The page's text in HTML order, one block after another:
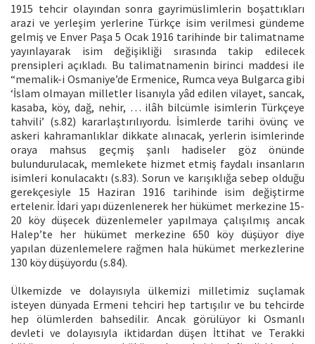
1915 tehcir olayından sonra gayrimüslimlerin boşattıkları
arazi ve yerleşim yerlerine Türkçe isim verilmesi gündeme
gelmiş ve Enver Paşa 5 Ocak 1916 tarihinde bir talimatname
yayınlayarak isim değişikliği sırasında takip edilecek
prensipleri açıkladı. Bu talimatnamenin birinci maddesi ile
“memalik-i Osmaniye’de Ermenice, Rumca veya Bulgarca gibi
‘İslam olmayan milletler lisanıyla yâd edilen vilayet, sancak,
kasaba, köy, dağ, nehir, … ilâh bilcümle isimlerin Türkçeye
tahvili’ (s.82) kararlaştırılıyordu. İsimlerde tarihi övünç ve
askeri kahramanlıklar dikkate alınacak, yerlerin isimlerinde
oraya mahsus geçmiş şanlı hadiseler göz önünde
bulundurulacak, memlekete hizmet etmiş faydalı insanların
isimleri konulacaktı (s.83). Sorun ve karışıklığa sebep olduğu
gerekçesiyle 15 Haziran 1916 tarihinde isim değiştirme
ertelenir. İdari yapı düzenlenerek her hükümet merkezine 15-
20 köy düşecek düzenlemeler yapılmaya çalışılmış ancak
Halep’te her hükümet merkezine 650 köy düşüyor diye
yapılan düzenlemelere rağmen hala hükümet merkezlerine
130 köy düşüyordu (s.84).
Ülkemizde ve dolayısıyla ülkemizi milletimiz suçlamak
isteyen dünyada Ermeni tehciri hep tartışılır ve bu tehcirde
hep ölümlerden bahsedilir. Ancak görülüyor ki Osmanlı
devleti ve dolayısıyla iktidardan düşen İttihat ve Terakki